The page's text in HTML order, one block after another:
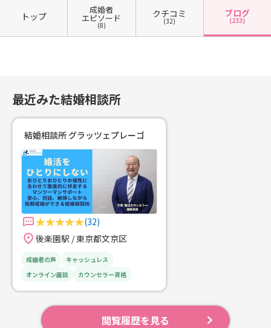
トップ
成婚者
エピソード
(8)
クチコミ
(32)
ブログ
(233)
最近みた結婚相談所
結婚相談所 グラッツェプレーゴ
(32)
後楽園駅 / 東京都文京区
成婚者の声
キャッシュレス
オンライン面談
カウンセラー資格
閲覧履歴を見る